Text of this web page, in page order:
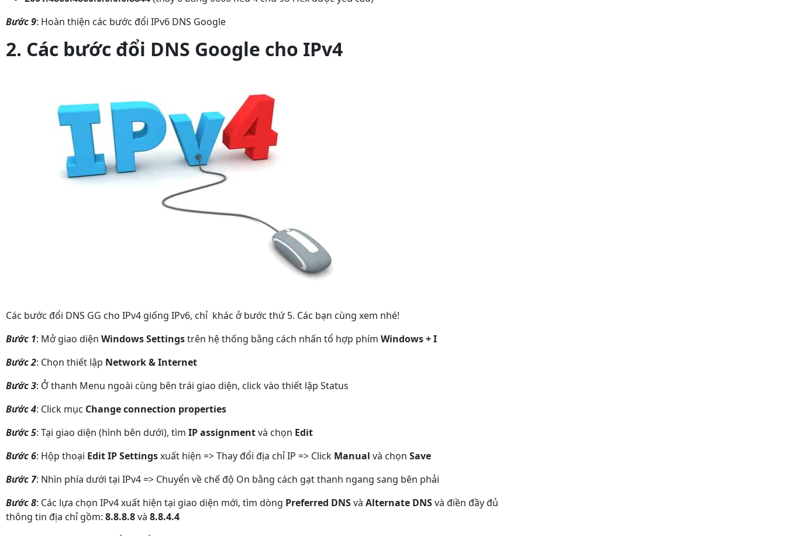
Bước 9: Hoàn thiện các bước đổi IPv6 DNS Google
2. Các bước đổi DNS Google cho IPv4
Các bước đổi DNS GG cho IPv4 giống IPv6, chỉ khác ở bước thứ 5. Các bạn cùng xem nhé!
Bước 1: Mở giao diện Windows Settingstrên hệ thống bằng cách nhấn tổ hợp phím Windows + I
Bước 2: Chọn thiết lập Network & Internet
Bước 3: Ở thanh Menu ngoài cùng bên trái giao diện, click vào thiết lập Status
Bước 4: Click mục Change connection properties
Bước 5: Tại giao diện (hình bên dưới), tìm IP assignmentvà chọn Edit
Bước 6: Hộp thoại Edit IP Settingsxuất hiện => Thay đổi địa chỉ IP => Click Manual và chọn Save
Bước 7: Nhìn phía dưới tại IPv4 => Chuyển về chế độ On bằng cách gạt thanh ngang sang bên phải
Bước 8: Các lựa chọn IPv4 xuất hiện tại giao diện mới, tìm dòng Preferred DNSvà Alternate DNSvà điền đầy đủ
thông tin địa chỉ gồm: 8.8.8.8và 8.8.4.4